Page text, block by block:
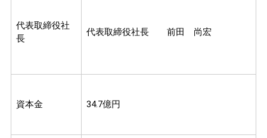
代表取締役社
長
代表取締役社長 前田 尚宏
資本金 34.7億円